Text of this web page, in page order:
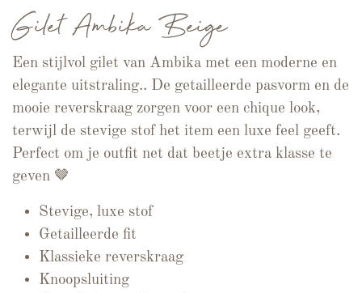
Gilet Ambika Beige
Een stijlvol gilet van Ambika met een moderne en
elegante uitstraling.. De getailleerde pasvorm en de
mooie reverskraag zorgen voor een chique look,
terwijl de stevige stof het item een luxe feel geeft.
Perfect om je outfit net dat beetje extra klasse te
geven 🤎
Stevige, luxe stof
Getailleerde fit
Klassieke reverskraag
Knoopsluiting